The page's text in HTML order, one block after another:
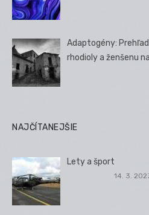
Adaptogény:
rhodioly a ženšenu
NAJČÍTANEJŠIE
Lety a šport
14. 3.